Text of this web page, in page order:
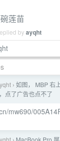
莲苗
byayqht
› 如图， MBP 右
点了广告也点不了
mw690/
MacBook Pro